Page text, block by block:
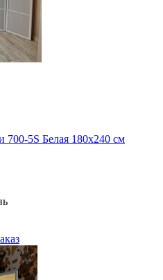
5S Белая 180х240 см